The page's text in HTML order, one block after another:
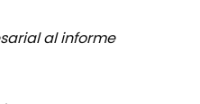
al informe